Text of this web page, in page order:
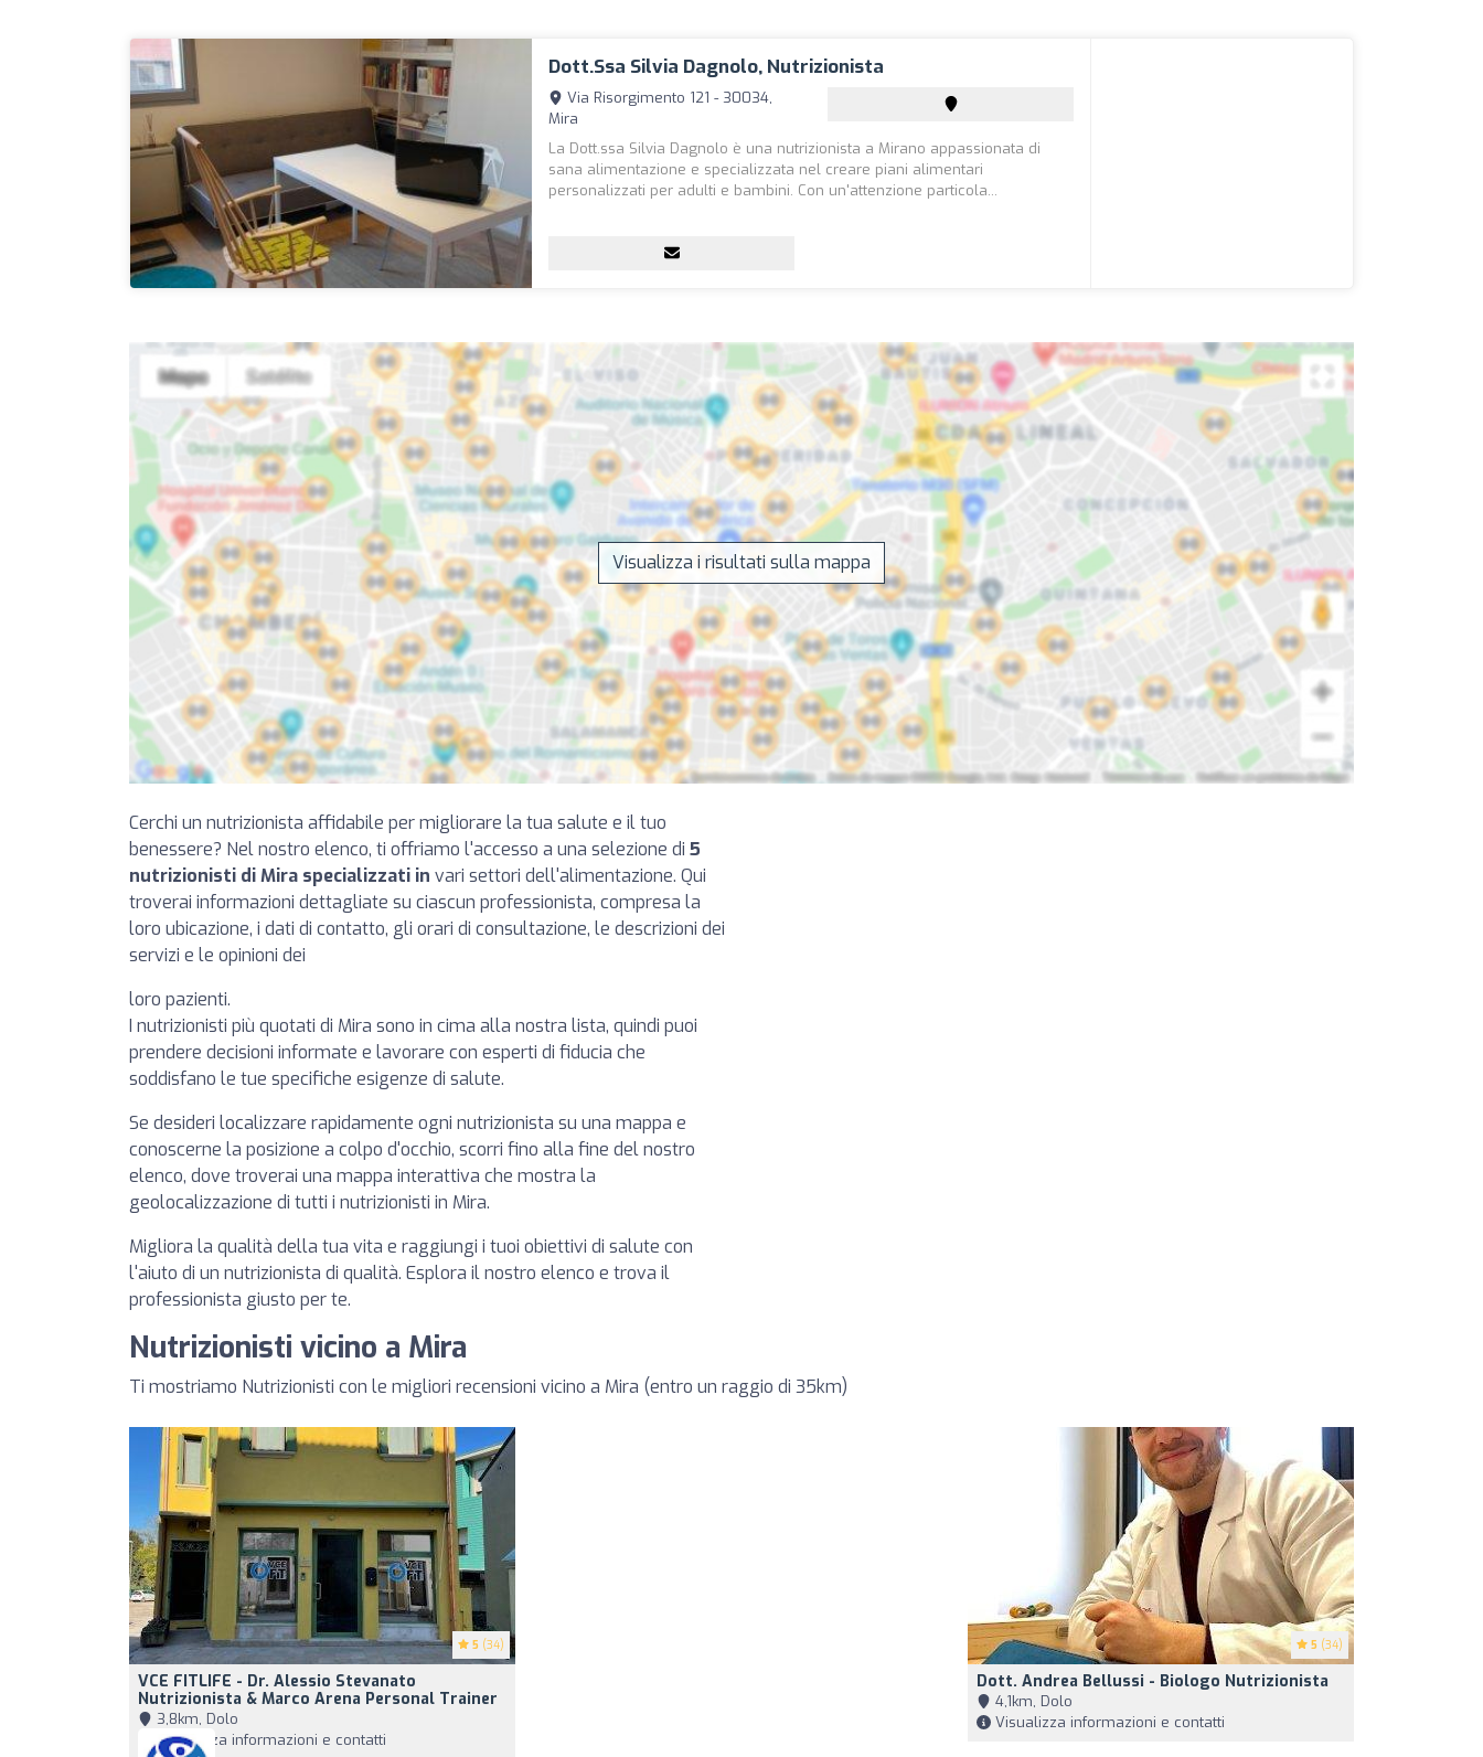
Dott.ssa Silvia Dagnolo, Nutrizionista
Via Risorgimento 121 - 30034,
Mira
La Dott.ssa Silvia Dagnolo è una nutrizionista a Mirano appassionata di
sana alimentazione e specializzata nel creare piani alimentari
personalizzati per adulti e bambini. Con un'attenzione particola...
Visualizza i risultati sulla mappa
Cerchi un nutrizionista affidabile per migliorare la tua salute e il tuo
benessere? Nel nostro elenco, ti offriamo l'accesso a una selezione di 5
nutrizionisti di Mira specializzati in vari settori dell'alimentazione. Qui
troverai informazioni dettagliate su ciascun professionista, compresa la
loro ubicazione, i dati di contatto, gli orari di consultazione, le descrizioni dei
servizi e le opinioni dei
loro pazienti.
I nutrizionisti più quotati di Mira sono in cima alla nostra lista, quindi puoi
prendere decisioni informate e lavorare con esperti di fiducia che
soddisfano le tue specifiche esigenze di salute.
Se desideri localizzare rapidamente ogni nutrizionista su una mappa e
conoscerne la posizione a colpo d'occhio, scorri fino alla fine del nostro
elenco, dove troverai una mappa interattiva che mostra la
geolocalizzazione di tutti i nutrizionisti in Mira.
Migliora la qualità della tua vita e raggiungi i tuoi obiettivi di salute con
l'aiuto di un nutrizionista di qualità. Esplora il nostro elenco e trova il
professionista giusto per te.
Nutrizionisti vicino a Mira
Ti mostriamo Nutrizionisti con le migliori recensioni vicino a Mira (entro un raggio di 35km)
5 (34)
VCE FITLIFE - Dr. Alessio Stevanato
Nutrizionista & Marco Arena Personal Trainer
3,8km, Dolo
Visualizza informazioni e contatti
5 (34)
Dott. Andrea Bellussi - Biologo Nutrizionista
4,1km, Dolo
Visualizza informazioni e contatti